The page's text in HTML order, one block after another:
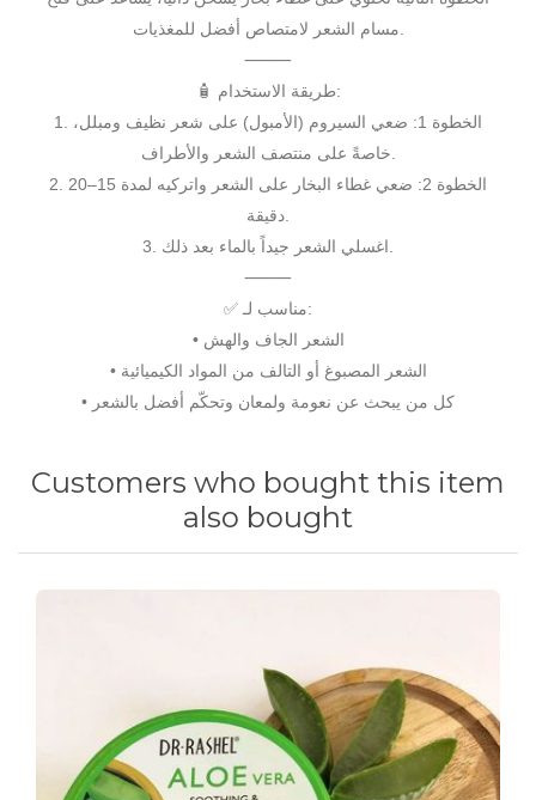
⸻
🧴 طريقة الاستخدام:
1. الخطوة 1: ضعي السيروم (الأمبول) على شعر نظيف ومبلل،
2. الخطوة 2: ضعي غطاء البخار على الشعر واتركيه لمدة 15–20
⸻
✅ مناسب لـ:
• الشعر الجاف والهش
• الشعر المصبوغ أو التالف من المواد الكيميائية
• كل من يبحث عن نعومة ولمعان وتحكّم أفضل بالشعر
Customers who bought this item
also bought